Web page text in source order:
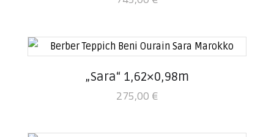
„Sara“ 1,62×0,98m
275,00 €